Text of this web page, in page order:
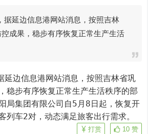
据延边信息港网站消息，按照吉林
成果，稳步有序恢复正常生产生活
边信息港网站消息，按照吉林省巩
稳步有序恢复正常生产生活秩序的部
局集团有限公司自5月8日起，恢复开
列车2对，动态满足旅客出行需求。
10 赞
打赏